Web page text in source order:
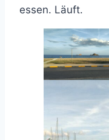
essen. Läuft.